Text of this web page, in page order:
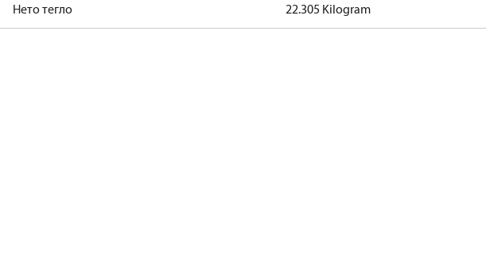
Нето тегло 22.305 Kilogram